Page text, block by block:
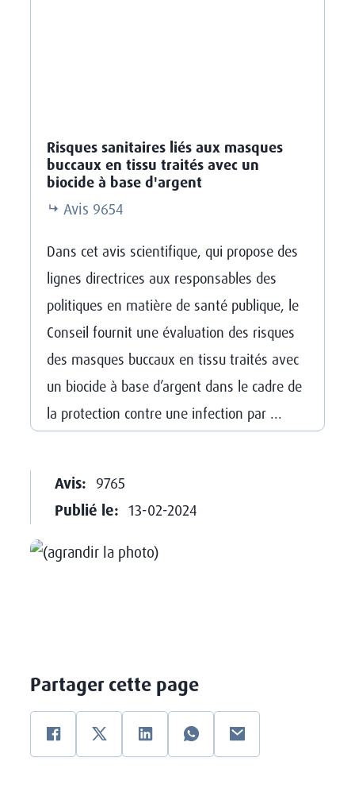
Risques sanitaires liés aux masques
buccaux en tissu traités avec un
biocide à base d'argent
Avis 9654
Dans cet avis scientifique, qui propose des
lignes directrices aux responsables des
politiques en matière de santé publique, le
Conseil fournit une évaluation des risques
des masques buccaux en tissu traités avec
un biocide à base d’argent dans le cadre de
la protection contre une infection par ...
Avis: 9765
Publié le: 13-02-2024
Partager cette page
FacebookTwitterLinkedinWhatsAppemail